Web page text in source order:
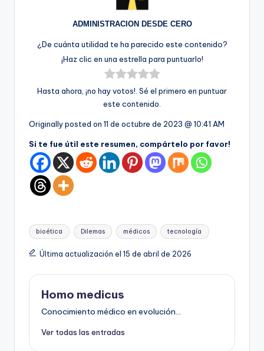
ADMINISTRACION DESDE CERO
¿De cuánta utilidad te ha parecido este contenido?
¡Haz clic en una estrella para puntuarlo!
Hasta ahora, ¡no hay votos!. Sé el primero en puntuar
este contenido.
Originally posted on 11 de octubre de 2023 @ 10:41 AM
Si te fue útil este resumen, compártelo por favor!
Etiquetas:
bioética Dilemas médicos tecnología
Última actualización el 15 de abril de 2026
Homo medicus
Conocimiento médico en evolución...
Ver todas las entradas